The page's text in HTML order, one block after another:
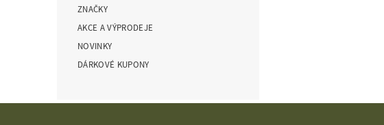
ZNAČKY
AKCE A VÝPRODEJE
NOVINKY
DÁRKOVÉ KUPONY